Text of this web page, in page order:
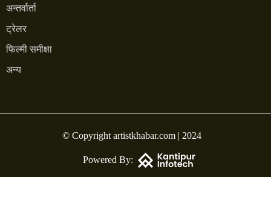
अन्तर्वार्ता
ट्रेलर
फिल्मी समीक्षा
अन्य
© Copyright artistkhabar.com | 2024
Powered By: